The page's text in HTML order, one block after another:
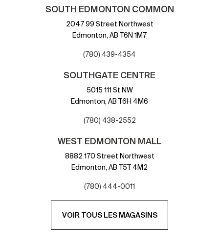
SOUTH EDMONTON COMMON
2047 99 Street Northwest
Edmonton,AB T6N 1M7
(780) 439-4354
SOUTHGATE CENTRE
5015 111 St NW
Edmonton,AB T6H 4M6
(780) 438-2552
WEST EDMONTON MALL
8882 170 Street Northwest
Edmonton,AB T5T 4M2
(780) 444-0011
VOIR TOUS LES MAGASINS